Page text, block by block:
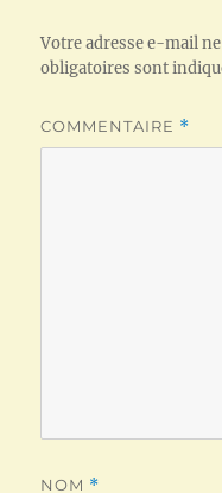
Votre adresse e-mail
obligatoires sont
COMMENTAIRE *
NOM *